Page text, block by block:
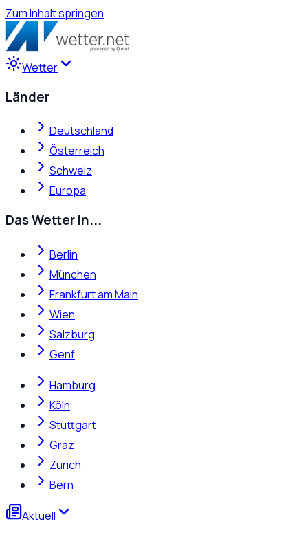
Zum Inhalt springen
Wetter
Länder
Deutschland
Österreich
Schweiz
Europa
Das Wetter in...
Berlin
München
Frankfurt am Main
Wien
Salzburg
Genf
Hamburg
Köln
Stuttgart
Graz
Zürich
Bern
Aktuell